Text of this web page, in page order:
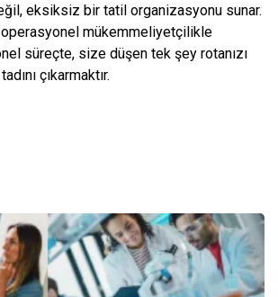
eksiksiz bir tatil organizasyonu sunar.
mükemmeliyetçilikle
süreçte, size düşen tek şey rotanızı
çıkarmaktır.